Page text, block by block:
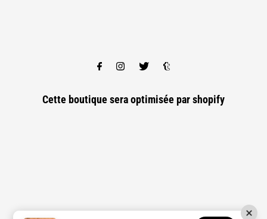
Cette boutique sera optimisée parshopify